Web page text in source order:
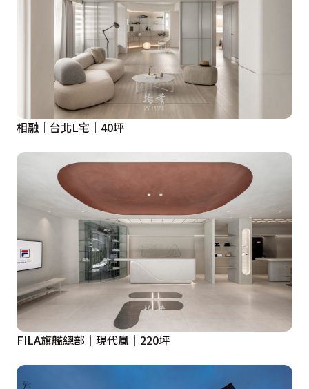
相融｜台北L宅｜40坪
FILA旗艦總部│現代風│220坪